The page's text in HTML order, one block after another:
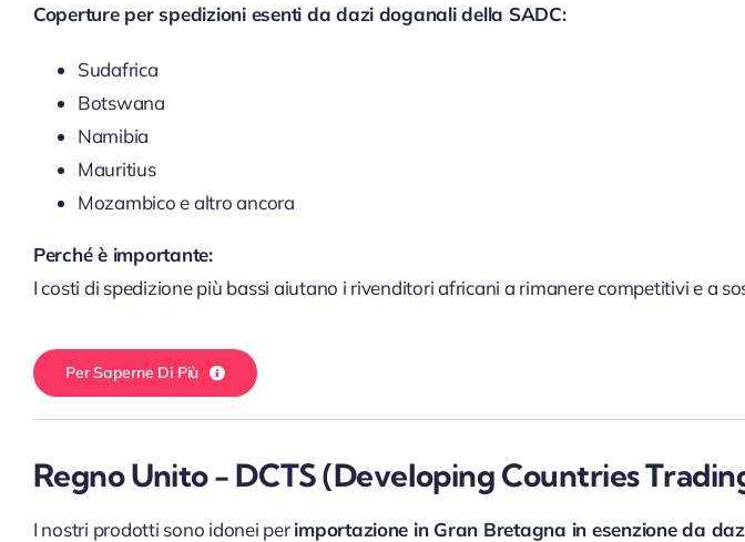
Coperture per spedizioni esenti da dazi doganali della SADC:
Sudafrica
Botswana
Namibia
Mauritius
Mozambico e altro ancora
Perché è importante:
I costi di spedizione più bassi aiutano i rivenditori africani a rimanere competitivi e a
Per Saperne Di Più
Regno Unito - DCTS (Developing Countries
I nostri prodotti sono idonei perimportazione in Gran Bretagna in esenzione da